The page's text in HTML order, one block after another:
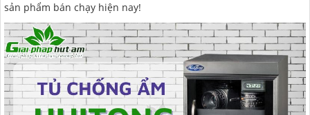
BẮC NINH
HƯNG YÊN
ĐÀ LẠT
NINH BÌNH
sản phẩm bán chạy hiện nay!